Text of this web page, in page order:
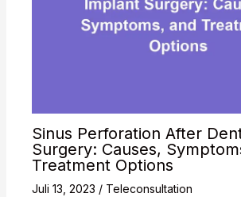
Sinus Perforation After
Surgery: Causes,
Treatment Options
Juli 13, 2023 / Teleconsultation